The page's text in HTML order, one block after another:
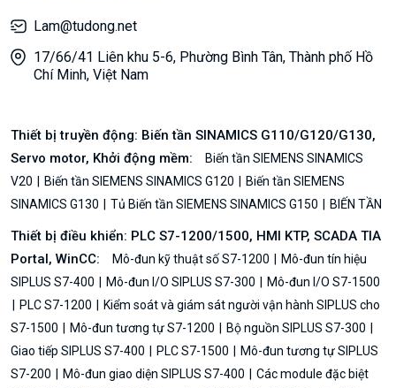
Lam@tudong.net
17/66/41 Liên khu 5-6, Phường Bình Tân, Thành phố Hồ
Chí Minh, Việt Nam
Thiết bị truyền động: Biến tần SINAMICS G110/G120/G130,
Servo motor, Khởi động mềm:
Biến tần SIEMENS SINAMICS
V20
Biến tần SIEMENS SINAMICS G120
Biến tần SIEMENS
SINAMICS G130
Tủ Biến tần SIEMENS SINAMICS G150 BIẾN TẦN
Thiết bị điều khiển: PLC S7-1200/1500, HMI KTP, SCADA TIA
Portal, WinCC:
Mô-đun kỹ thuật số S7-1200
Mô-đun tín hiệu
SIPLUS S7-400
Mô-đun I/O SIPLUS S7-300
Mô-đun I/O S7-1500
PLC S7-1200
Kiểm soát và giám sát người vận hành SIPLUS cho
S7-1500
Mô-đun tương tự S7-1200
Bộ nguồn SIPLUS S7-300
Giao tiếp SIPLUS S7-400
PLC S7-1500
Mô-đun tương tự SIPLUS
S7-200
Mô-đun giao diện SIPLUS S7-400
Các module đặc biệt